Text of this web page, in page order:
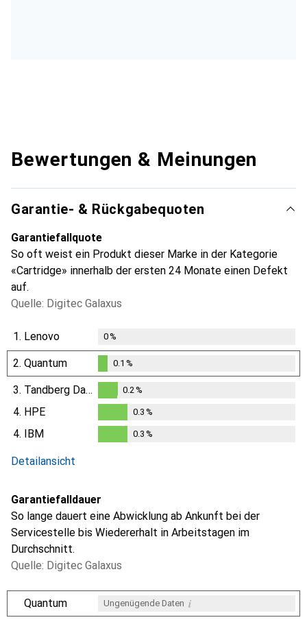
Bewertungen & Meinungen
Garantie- & Rückgabequoten
Garantiefallquote
So oft weist ein Produkt dieser Marke in der Kategorie
«Cartridge» innerhalb der ersten 24 Monate einen Defekt
auf.
Quelle: Digitec Galaxus
1. Lenovo 0%
2. Quantum
0.1%
0.1 %
3. Tandberg Data
0.2%
0.2%
4. HPE
0.3%
0.3 %
4. IBM 0.3 %
Detailansicht
Garantiefalldauer
So lange dauert eine Abwicklung ab Ankunft bei der
Servicestelle bis Wiedererhalt in Arbeitstagen im
Durchschnitt.
Quelle: Digitec Galaxus
Quantum Ungenügende Daten i